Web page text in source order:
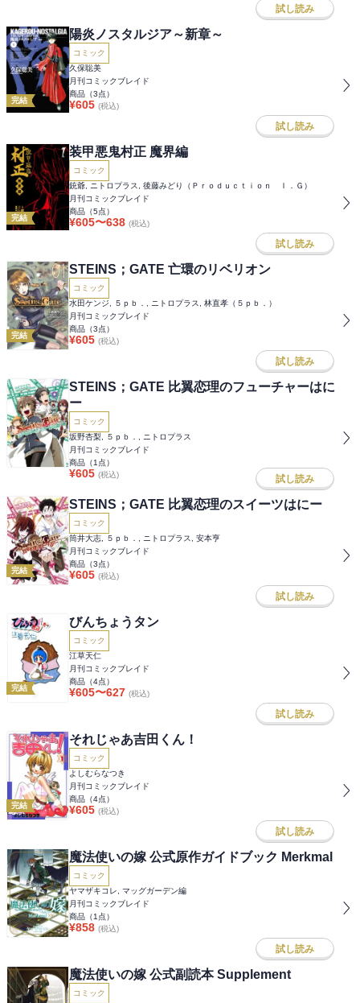
試し読み
完結
陽炎ノスタルジア～新章～
コミック
久保聡美
月刊コミックブレイド
商品（3点）
¥605 (税込)
試し読み
完結
装甲悪鬼村正 魔界編
コミック
銃爺, ニトロプラス, 後藤みどり（Ｐｒｏｄｕｃｔｉｏｎ Ｉ．Ｇ）
月刊コミックブレイド
商品（5点）
¥605〜638 (税込)
試し読み
完結
STEINS；GATE 亡環のリベリオン
コミック
水田ケンジ, ５ｐｂ．, ニトロプラス, 林直孝（５ｐｂ．）
月刊コミックブレイド
商品（3点）
¥605 (税込)
試し読み
STEINS；GATE 比翼恋理のフューチャーはに
ー
コミック
坂野杏梨, ５ｐｂ．, ニトロプラス
月刊コミックブレイド
商品（1 点）
¥605 (税込) 試し読み
完結
STEINS；GATE 比翼恋理のスイーツはにー
コミック
筒井大志, ５ｐｂ．, ニトロプラス, 安本亨
月刊コミックブレイド
商品（3点）
¥605 (税込)
試し読み
完結
びんちょうタン
コミック
江草天仁
月刊コミックブレイド
商品（4点）
¥605〜627 (税込)
試し読み
完結
それじゃあ吉田くん！
コミック
よしむらなつき
月刊コミックブレイド
商品（4点）
¥605 (税込)
試し読み
魔法使いの嫁 公式原作ガイドブック Merkmal
コミック
ヤマザキコレ, マッグガーデン編
月刊コミックブレイド
商品（1 点）
¥858 (税込)
試し読み
魔法使いの嫁 公式副読本 Supplement
コミック